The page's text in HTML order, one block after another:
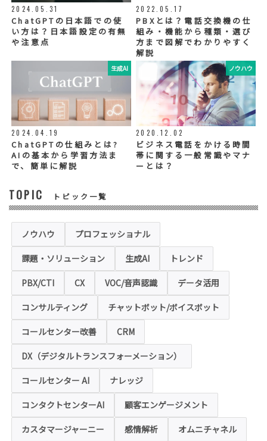
利用目的の範囲内で、お客様の個人情報を当
社グループ会社や委託業者が使用することが
ございます。個人情報を委託する場合は、当
社が規定する基準を満たす委託業者を選定
し、適切な取扱いが行われるよう管理・監督
◆個人情報の提示の任意性
お問い合わせ内容、お申込み内容について
は、電話や電子メールでご回答・ご連絡をさ
せていただきますので、必須項目についてご
記入をお願いいたします。
個人情報の記入（ウェブサイトへの入力を含
む）は任意ですが、「必須入力項目」に正し
くご記入いただけない場合は、商品・サービ
ス等を適切にご提供できない場合がございま
す。
◆セキュリティについて
当社運営のホームページ（以下、「本ホーム
ページ」といいます。）では、お客様の個人
情報保護のため、お問い合わせ、お申込み等
により保護されます。SSLに対応していない
ブラウザをご利用の場合は、本ホームページ
にアクセスできなくなることや情報の入力が
できない場合があります。
◆クッキー（Cookie）およびWebビーコン（クリ
アGIF）の利用
本ホームページの一部では、本サービスの運
用状況の把握や利便性の向上を図るため、
「クッキー」および「webビーコン」という
技術を利用し情報を収集する場合があります
が、これによりお客様のお名前、ご住所、電
話番号、メールアドレス等の個人を特定する
ような情報を取得することはございません。
お客様は、ウェブブラウザの設定変更によ
り、クッキーの受け取り拒否や警告の表示を
させることが可能ですが、クッキーの受け取
2024.05.31
ChatGPTの日本語での使
い方は？日本語設定の有無
や注意点
2022.05.17
PBXとは？電話交換機の仕
組み・機能から種類・選び
方まで図解でわかりやすく
解説
生成AI
2024.04.19
ChatGPTの仕組みとは?
AIの基本から学習方法ま
で、簡単に解説
ノウハウ
2020.12.02
ビジネス電話をかける時間
帯に関する一般常識やマナ
ーとは？
TOPIC トピック一覧
ノウハウ プロフェッショナル
課題・ソリューション 生成AI トレンド
PBX/CTI CX VOC/音声認識 データ活用
コンサルティング チャットボット/ボイスボット
コールセンター改善 CRM
DX（デジタルトランスフォーメーション）
コールセンター AI ナレッジ
コンタクトセンターAI 顧客エンゲージメント
カスタマージャーニー 感情解析 オムニチャネル